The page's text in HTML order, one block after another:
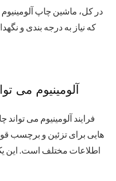
در کل، ماشین چاپ
که نیاز به درجه بندی و
آلومینیوم می
فرایند آلومینیوم می
هایی برای تزئین و برچسب
اطلاعات مختلف است. این